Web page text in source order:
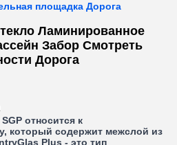
площадка Дорога
Ламинированное
Забор Смотреть
Дорога
относится к
который содержит межслой из
Plus - это тип